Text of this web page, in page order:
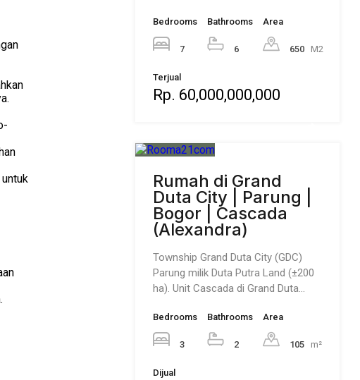
Bedrooms
7
Bathrooms
6
Area
650 M2
Terjual
Rp. 60,000,000,000
Rumah di Grand
Duta City | Parung |
Bogor | Cascada
(Alexandra)
Township Grand Duta City (GDC)
Parung milik Duta Putra Land (±200
ha). Unit Cascada di Grand Duta…
Bedrooms
3
Bathrooms
2
Area
105 m²
Dijual